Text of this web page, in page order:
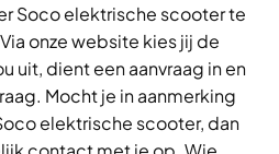
Soco elektrische scooter te
onze website kies jij de
uit, dient een aanvraag in en
Mocht je in aanmerking
elektrische scooter, dan